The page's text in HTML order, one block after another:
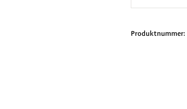
Produktnummer: